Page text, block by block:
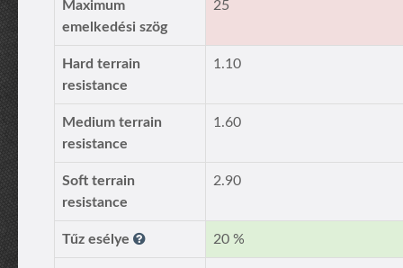
Maximum
emelkedési szög
25
Hard terrain
resistance
1.10
Medium terrain
resistance
1.60
Soft terrain
resistance
2.90
Tűz esélye 20 %